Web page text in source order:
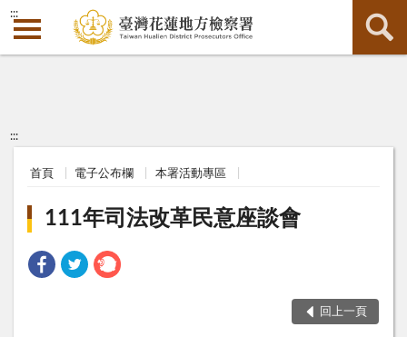
:::
:::
首頁 電子公布欄 本署活動專區
111年司法改革民意座談會
回上一頁